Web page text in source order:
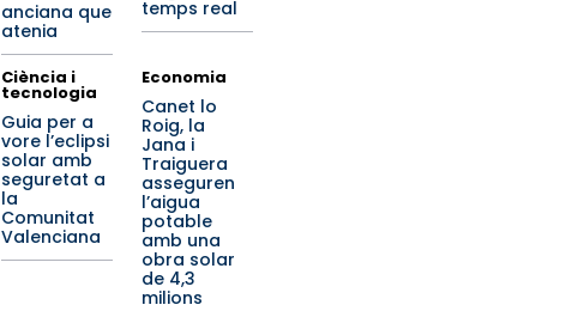
anciana que
atenia
temps real
Ciència i
tecnologia
Guia per a
vore l’eclipsi
solar amb
seguretat a
la
Comunitat
Valenciana
Economia
Canet lo
Roig, la
Jana i
Traiguera
asseguren
l’aigua
potable
amb una
obra solar
de 4,3
milions